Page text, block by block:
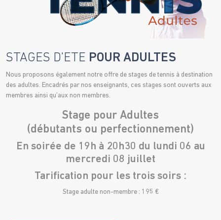
STAGES D'ETE POUR ADULTES
Nous proposons également notre offre de stages de tennis à destination
des adultes. Encadrés par nos enseignants, ces stages sont ouverts aux
membres ainsi qu’aux non membres.
Stage pour Adultes
(débutants ou perfectionnement)
En soirée de 19h à 20h30 du lundi 06 au
mercredi 08 juillet
Tarification pour les trois soirs :
Stage adulte non-membre : 195 €